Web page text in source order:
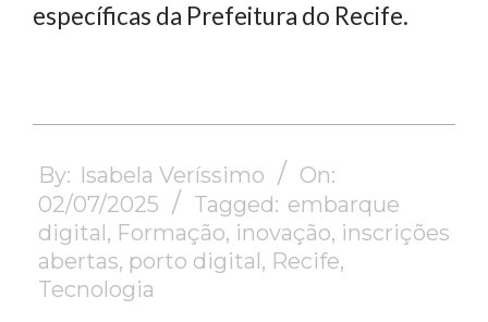
específicas da Prefeitura do Recife.
07-
02
By: Isabela Veríssimo
On:
02/07/2025
Tagged: embarque
digital, Formação, inovação, inscrições
abertas, porto digital, Recife,
Tecnologia